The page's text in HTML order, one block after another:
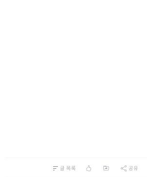
글 목록 공유